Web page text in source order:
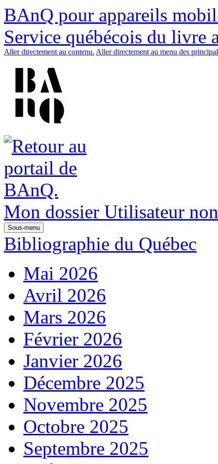
BAnQ pour appareils
Service québécois du livre
Aller directement au contenu. Aller directement au menu des
Mon dossier Utilisateur
Sous-menu
Bibliographie du Québec
Mai 2026
Avril 2026
Mars 2026
Février 2026
Janvier 2026
Décembre 2025
Novembre 2025
Octobre 2025
Septembre 2025